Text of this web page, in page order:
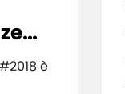
è